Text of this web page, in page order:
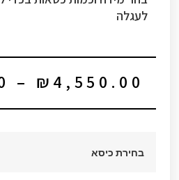
לעגלה
₪ 4,550.00
–
בחירת כיסא